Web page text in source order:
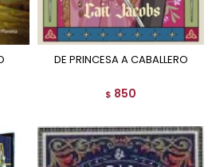
DE PRINCESA A CABALLERO
$ 850